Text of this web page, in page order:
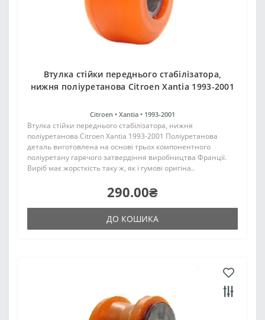
Втулка стійки переднього стабілізатора,
нижня поліуретанова Citroen Xantia 1993-2001
Citroen • Xantia • 1993-2001
Втулка стійки переднього стабілізатора, нижня
поліуретанова Citroen Xantia 1993-2001 Поліуретанова
деталь виготовлена на основі трьох компонентного
поліуретану гарячого затвердіння виробництва Франції.
Виріб має жорсткість таку ж, як і гумові оригіна..
290.00₴
ДО КОШИКА